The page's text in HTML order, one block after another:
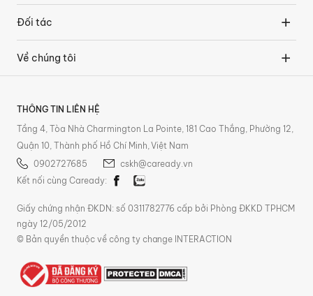
Đối tác
Về chúng tôi
THÔNG TIN LIÊN HỆ
Tầng 4, Tòa Nhà Charmington La Pointe, 181 Cao Thắng, Phường 12,
Quận 10, Thành phố Hồ Chí Minh, Việt Nam
0902727685
cskh@caready.vn
Kết nối cùng Caready:
Giấy chứng nhận ĐKDN: số 0311782776 cấp bởi Phòng ĐKKD TPHCM
ngày 12/05/2012
© Bản quyền thuộc về công ty change INTERACTION